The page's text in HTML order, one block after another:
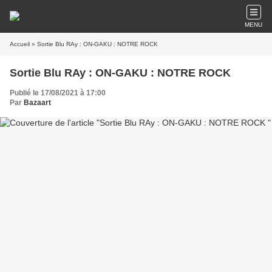
MENU
Accueil » Sortie Blu RAy : ON-GAKU : NOTRE ROCK
Sortie Blu RAy : ON-GAKU : NOTRE ROCK
Publié le 17/08/2021 à 17:00
Par Bazaart